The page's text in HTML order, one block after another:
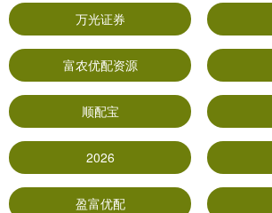
万光证券
富农优配资源
顺配宝
2026
盈富优配